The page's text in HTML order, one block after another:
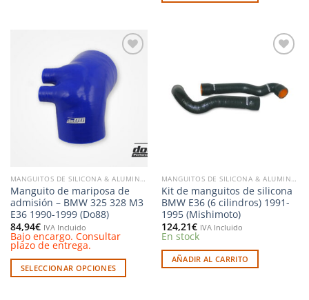
opciones
de
producto
Añadir
lista de
deseos
MANGUITOS DE SILICONA & ALUMINIO
Manguito de mariposa de
admisión – BMW 325 328 M3
E36 1990-1999 (Do88)
84,94€ IVA Incluido
Bajo encargo. Consultar
plazo de entrega.
SELECCIONAR OPCIONES
lista de
deseos
MANGUITOS DE SILICONA & ALUMINIO
Kit de manguitos de silicona
BMW E36 (6 cilindros) 1991-
1995 (Mishimoto)
124,21€ IVA Incluido
En stock
AÑADIR AL CARRITO